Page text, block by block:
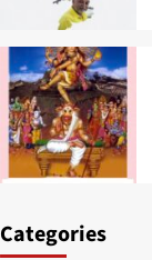
Categories